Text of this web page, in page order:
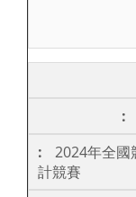
2024年全國
計競賽